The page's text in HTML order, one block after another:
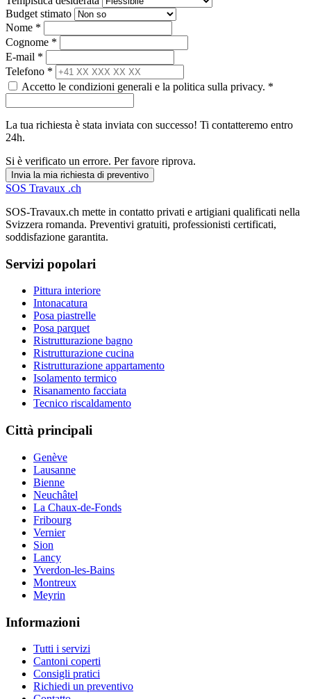
Budget stimato
Nome *
Cognome *
E-mail *
Telefono *
Accetto le condizioni generali e la politica sulla privacy. *
La tua richiesta è stata inviata con successo! Ti contatteremo entro
24h.
Si è verificato un errore. Per favore riprova.
Invia la mia richiesta di preventivo
SOS Travaux .ch
SOS-Travaux.ch mette in contatto privati e artigiani qualificati nella
Svizzera romanda. Preventivi gratuiti, professionisti certificati,
soddisfazione garantita.
Servizi popolari
Pittura interiore
Intonacatura
Posa piastrelle
Posa parquet
Ristrutturazione bagno
Ristrutturazione cucina
Ristrutturazione appartamento
Isolamento termico
Risanamento facciata
Tecnico riscaldamento
Città principali
Genève
Lausanne
Bienne
Neuchâtel
La Chaux-de-Fonds
Fribourg
Vernier
Sion
Lancy
Yverdon-les-Bains
Montreux
Meyrin
Informazioni
Tutti i servizi
Cantoni coperti
Consigli pratici
Richiedi un preventivo